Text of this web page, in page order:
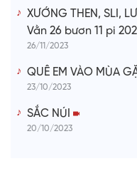
XƯỚNG THEN, SLI,
Vằn 26 bươn 11 pi
26/11/2023
QUÊ EM VÀO MÙA
23/10/2023
SẮC NÚI
20/10/2023